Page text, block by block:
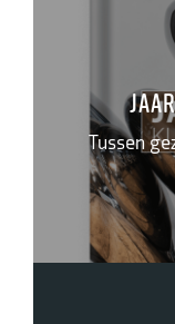
Tussen